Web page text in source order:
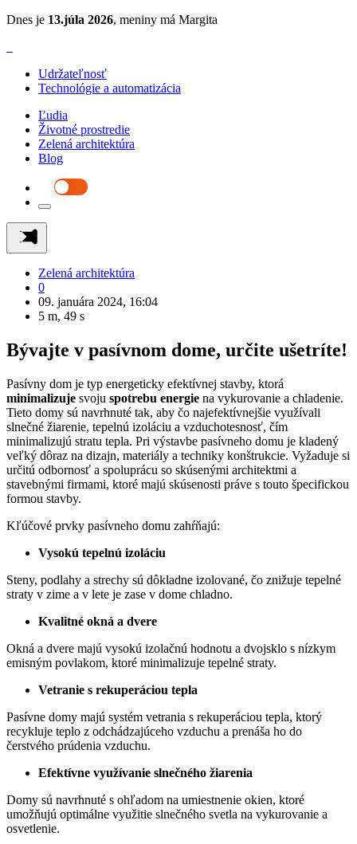
Dnes je 13.júla 2026, meniny má Margita
Udržateľnosť
Technológie a automatizácia
Ľudia
Životné prostredie
Zelená architektúra
Blog
Zelená architektúra
0
09. januára 2024, 16:04
5 m, 49 s
Bývajte v pasívnom dome, určite ušetríte!
Pasívny dom je typ energeticky efektívnej stavby, ktorá
minimalizuje svoju spotrebu energie na vykurovanie a chladenie.
Tieto domy sú navrhnuté tak, aby čo najefektívnejšie využívali
slnečné žiarenie, tepelnú izoláciu a vzduchotesnosť, čím
minimalizujú stratu tepla. Pri výstavbe pasívneho domu je kladený
veľký dôraz na dizajn, materiály a techniky konštrukcie. Vyžaduje si
určitú odbornosť a spoluprácu so skúsenými architektmi a
stavebnými firmami, ktoré majú skúsenosti práve s touto špecifickou
formou stavby.
Kľúčové prvky pasívneho domu zahŕňajú:
Vysokú tepelnú izoláciu
Steny, podlahy a strechy sú dôkladne izolované, čo znižuje tepelné
straty v zime a v lete je zase v dome chladno.
Kvalitné okná a dvere
Okná a dvere majú vysokú izolačnú hodnotu a dvojsklo s nízkym
emisným povlakom, ktoré minimalizuje tepelné straty.
Vetranie s rekuperáciou tepla
Pasívne domy majú systém vetrania s rekuperáciou tepla, ktorý
recykluje teplo z odchádzajúceho vzduchu a prenáša ho do
čerstvého prúdenia vzduchu.
Efektívne využívanie slnečného žiarenia
Domy sú navrhnuté s ohľadom na umiestnenie okien, ktoré
umožňujú optimálne využitie slnečného svetla na vykurovanie a
osvetlenie.